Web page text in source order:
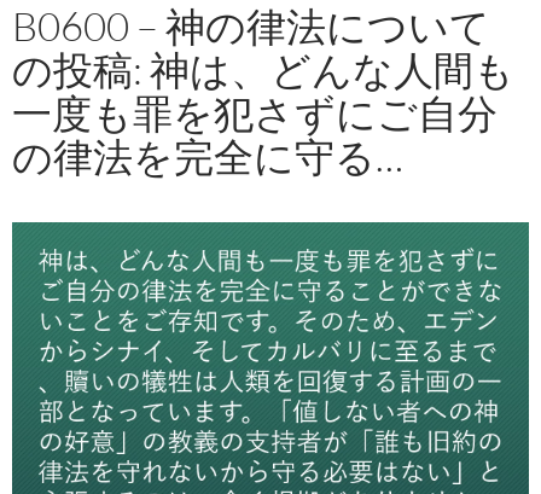
キ
ッ
プ
B0600 – 神の律法について
の投稿: 神は、どんな人間も
一度も罪を犯さずにご自分
の律法を完全に守る…